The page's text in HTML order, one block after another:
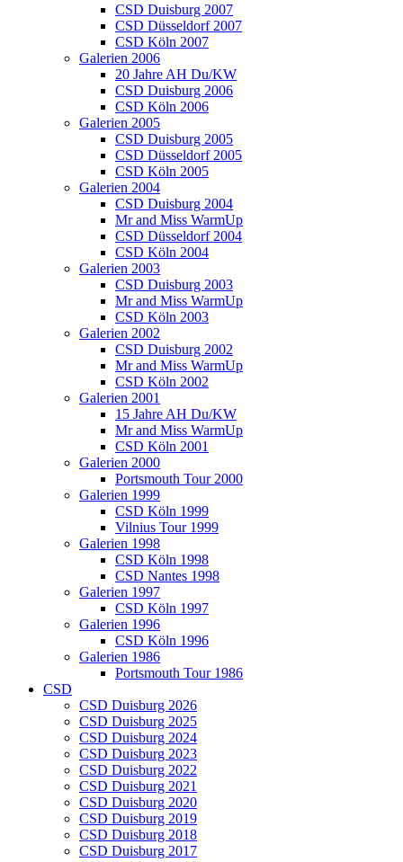
CSD Duisburg 2007
CSD Düsseldorf 2007
CSD Köln 2007
Galerien 2006
20 Jahre AH Du/KW
CSD Duisburg 2006
CSD Köln 2006
Galerien 2005
CSD Duisburg 2005
CSD Düsseldorf 2005
CSD Köln 2005
Galerien 2004
CSD Duisburg 2004
Mr and Miss WarmUp
CSD Düsseldorf 2004
CSD Köln 2004
Galerien 2003
CSD Duisburg 2003
Mr and Miss WarmUp
CSD Köln 2003
Galerien 2002
CSD Duisburg 2002
Mr and Miss WarmUp
CSD Köln 2002
Galerien 2001
15 Jahre AH Du/KW
Mr and Miss WarmUp
CSD Köln 2001
Galerien 2000
Portsmouth Tour 2000
Galerien 1999
CSD Köln 1999
Vilnius Tour 1999
Galerien 1998
CSD Köln 1998
CSD Nantes 1998
Galerien 1997
CSD Köln 1997
Galerien 1996
CSD Köln 1996
Galerien 1986
Portsmouth Tour 1986
CSD
CSD Duisburg 2026
CSD Duisburg 2025
CSD Duisburg 2024
CSD Duisburg 2023
CSD Duisburg 2022
CSD Duisburg 2021
CSD Duisburg 2020
CSD Duisburg 2019
CSD Duisburg 2018
CSD Duisburg 2017